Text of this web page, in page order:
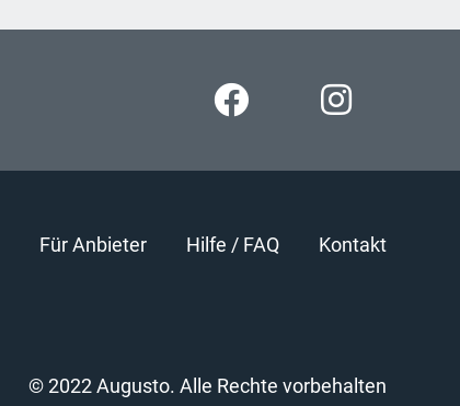
Für Anbieter Hilfe / FAQ Kontakt
© 2022 Augusto. Alle Rechte vorbehalten